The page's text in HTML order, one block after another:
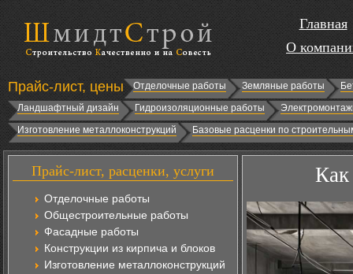
Главная
О
Прайс-лист, цены Отделочные работы Земляные работы
Ландшафтный дизайн
Гидроизоляционные работы
Изготовление металлоконструкций
Базовые расценки по
Прайс-лист, расценки, услуги
Отделочные работы
Общестроительные работы
Фасадные работы
Конструкции из кирпича и блоков
Изготовление металлоконструкций
Как